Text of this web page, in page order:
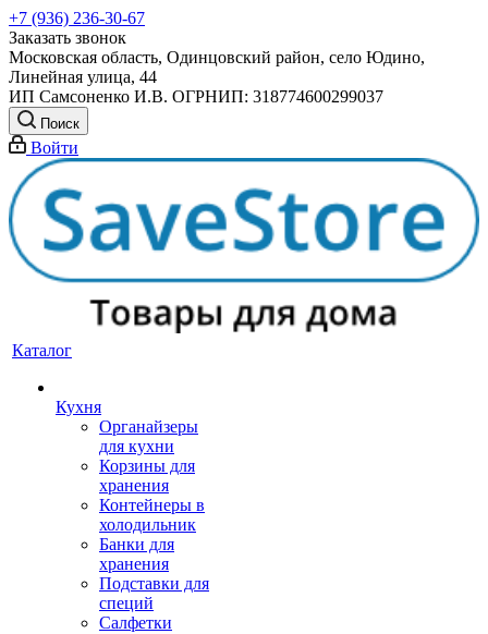
+7 (936) 236-30-67
Заказать звонок
Московская область, Одинцовский район, село Юдино,
Линейная улица, 44
ИП Самсоненко И.В. ОГРНИП: 318774600299037
Поиск
Войти
Каталог
Кухня
Органайзеры
для кухни
Корзины для
хранения
Контейнеры в
холодильник
Банки для
хранения
Подставки для
специй
Салфетки